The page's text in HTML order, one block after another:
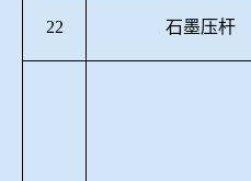
22 石墨压杆